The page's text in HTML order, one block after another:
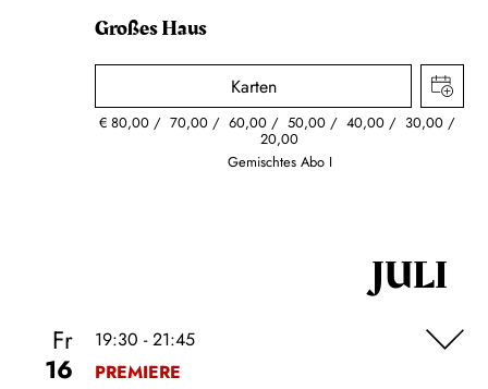
Großes Haus
Karten
€80,00 70,00 60,00 50,00 40,00 30,00
20,00
Gemischtes Abo I
JULI
Fr
16
19:30 - 21:45
PREMIERE